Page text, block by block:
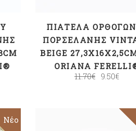
ΠΙΑΤΈΛΑ
ΠΟΡΣΕΛΆΝΗΣ
BEIGE
ORIANA
11.70€ 9.50€
Νέο